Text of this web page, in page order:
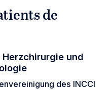
de
und
des INCCI